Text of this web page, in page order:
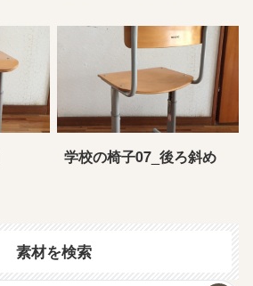
学校の椅子07_後ろ斜め
素材を検索